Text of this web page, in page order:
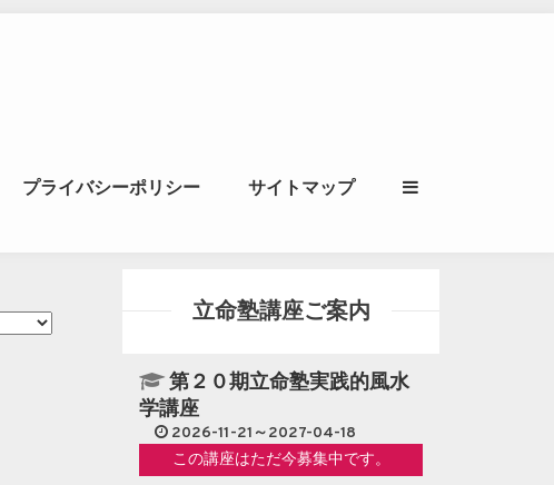
｜風水学・四柱推
プライバシーポリシー サイトマップ
立命塾講座ご案内
第２０期立命塾実践的風水
学講座
2026-11-21～2027-04-18
この講座はただ今募集中です。